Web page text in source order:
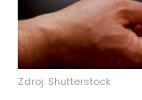
Zdroj: Shutterstock